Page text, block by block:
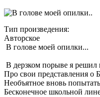
Тип произведения:
Авторское
В голове моей опилки...
В дерзком порыве я решил
Про свои представления о
Необъятное вновь
Бесконечное школьной